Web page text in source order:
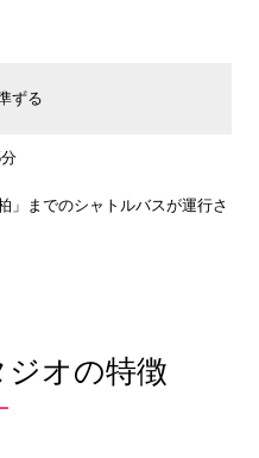
ずる
」までのシャトルバスが運行さ
オの特徴